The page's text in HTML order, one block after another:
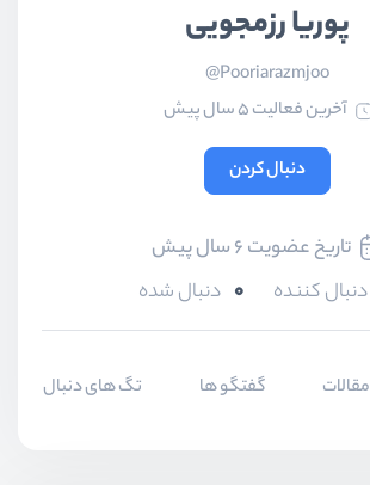
پوریا رزمجویی
Pooriarazmjoo@
آخرین فعالیت 5 سال پیش
دنبال کردن
دنبال کننده 0 دنبال شده
تاریخ عضویت 6 سال پیش
مقالات گفتگو ها تگ های دنبال شده